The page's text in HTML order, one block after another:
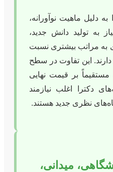
دلیل ماهیت نوآورانه،
به تولید دانش جدید،
به مراتب بیشتری نسبت
این تفاوت در سطح
بر قیمت نهایی
دکترا اغلب نیازمند
میدانی،